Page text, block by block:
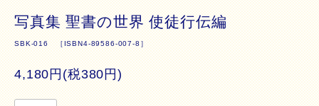
写真集 聖書の世界 使徒行伝編
SBK-016 ［ISBN4-89586-007-8］
4,180円(税380円)